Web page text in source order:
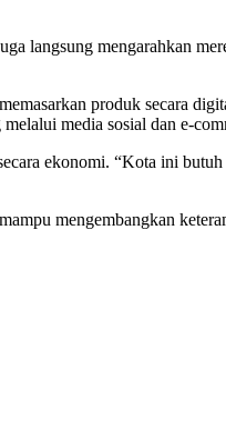
langsung mengarahkan
produk secara
media sosial dan e-
ekonomi. “Kota ini
mengembangkan